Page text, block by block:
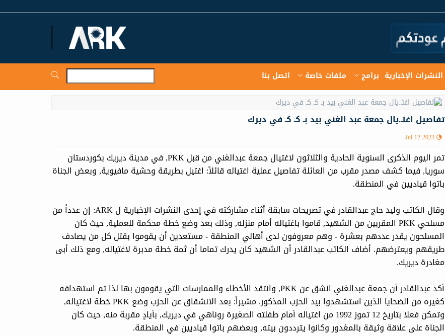
النشرات الإخبارية برامج ملفات خاصة اتصل بنا
تفاصيل اغتـ.يال جمعة عبد الغني بيد بـ كـ كـ في ديرك
Jul 12 2023
تمر اليوم الذكرى السنوية الحادية والثلاثون لاغتيال جمعة عبدالغني من قبل PKK, في مدينة ديريك بكوردستان
سوريا, فيما كشف مصدر مقرب من العائلة تفاصيل عملية اغتياله قائلاً: اغتيل بطريقة وحشية مافيوية, وبعض الجناة
باتوا قياديين في المنطقة.
وقال الكاتب وليد حاج عبدالقادر في تصريحات سابقة أثناء مشاركته في إحدى النشرات الإخبارية ل ARK: إن عدداً من
مسلحي PKK المقربین من الشهید, قاموا باغتياله أمام منزله, وذلك بعد وضع خطة محكمة للعملية, حيث كان
المسلحون يقدر عددهم بعشرة - وهم معروفون لدى أهالي المنطقة - مستعدين أن يقوموا بقتل كل من يصادف
طريقهم ويعترضهم. أضاف الكاتب عبدالقادر أن الشهيد كان يدرك تماما أن ثمة خطة مدبرة لاغتياله, ومع ذلك أبى
مغادرة ديريك.
أكد عبدالقادر أن جمعة عبدالغني انشق عن PKK, وانتقد الأخطاء والممارسات التي يقومون بها لذا تم استهدافه
كغيره من الضحايا الذين استشهدوا بيد الحزب المذكور. مشيراً: بعد الانشقاق عن الحزب وضع PKK خطة لاغتياله,
وتمكن فعلا بتاريخ 12 تموز 1992 من اغتياله أمام طفلته الصغيرة روناهي في ديريك, بأيادٍ مقربة منه, حيث كان
الجناة على علاقة وثيقة بالمغدور وكانوا يترددون بيته, وبعضهم باتوا قياديين في المنطقة.